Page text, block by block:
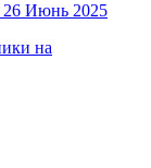
26 Июнь 2025
на